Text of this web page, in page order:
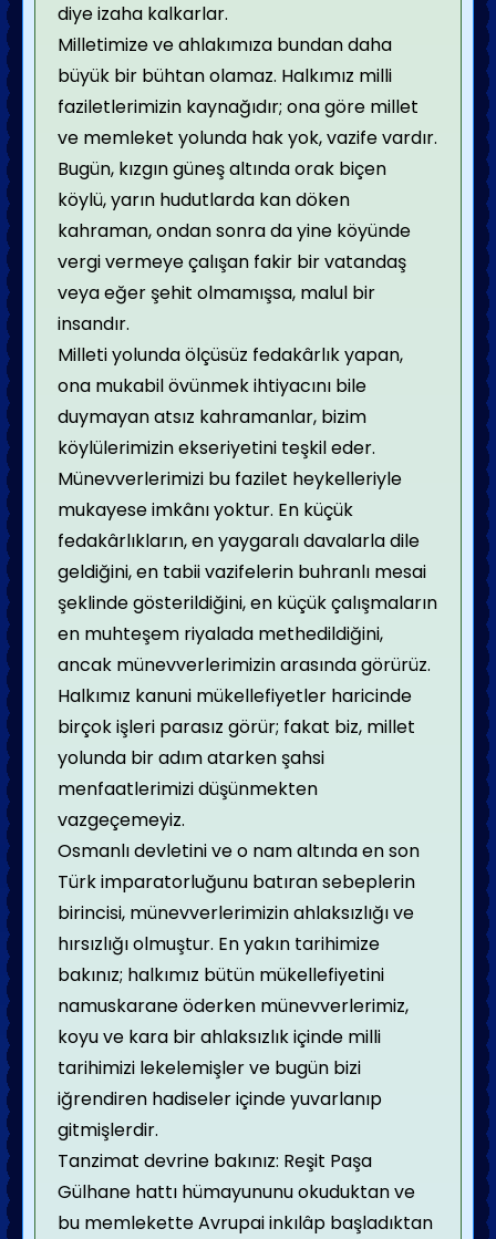
diye izaha kalkarlar.
Milletimize ve ahlakımıza bundan daha
büyük bir bühtan olamaz. Halkımız milli
faziletlerimizin kaynağıdır; ona göre millet
ve memleket yolunda hak yok, vazife vardır.
Bugün, kızgın güneş altında orak biçen
köylü, yarın hudutlarda kan döken
kahraman, ondan sonra da yine köyünde
vergi vermeye çalışan fakir bir vatandaş
veya eğer şehit olmamışsa, malul bir
insandır.
Milleti yolunda ölçüsüz fedakârlık yapan,
ona mukabil övünmek ihtiyacını bile
duymayan atsız kahramanlar, bizim
köylülerimizin ekseriyetini teşkil eder.
Münevverlerimizi bu fazilet heykelleriyle
mukayese imkânı yoktur. En küçük
fedakârlıkların, en yaygaralı davalarla dile
geldiğini, en tabii vazifelerin buhranlı mesai
şeklinde gösterildiğini, en küçük çalışmaların
en muhteşem riyalada methedildiğini,
ancak münevverlerimizin arasında görürüz.
Halkımız kanuni mükellefiyetler haricinde
birçok işleri parasız görür; fakat biz, millet
yolunda bir adım atarken şahsi
menfaatlerimizi düşünmekten
vazgeçemeyiz.
Osmanlı devletini ve o nam altında en son
Türk imparatorluğunu batıran sebeplerin
birincisi, münevverlerimizin ahlaksızlığı ve
hırsızlığı olmuştur. En yakın tarihimize
bakınız; halkımız bütün mükellefiyetini
namuskarane öderken münevverlerimiz,
koyu ve kara bir ahlaksızlık içinde milli
tarihimizi lekelemişler ve bugün bizi
iğrendiren hadiseler içinde yuvarlanıp
gitmişlerdir.
Tanzimat devrine bakınız: Reşit Paşa
Gülhane hattı hümayununu okuduktan ve
bu memlekette Avrupai inkılâp başladıktan